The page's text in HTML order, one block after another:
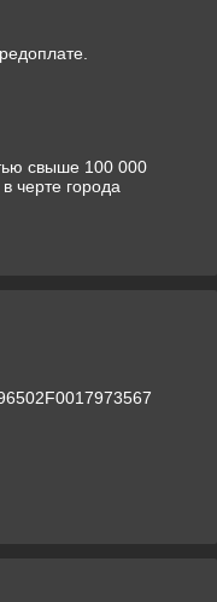
свыше 100 000
черте города